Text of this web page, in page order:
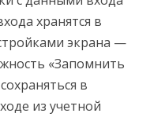
хранятся в
экрана —
«Запомнить
в
из учетной